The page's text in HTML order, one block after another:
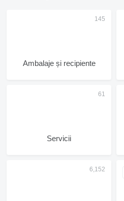
Ambalaje și recipiente
Servicii